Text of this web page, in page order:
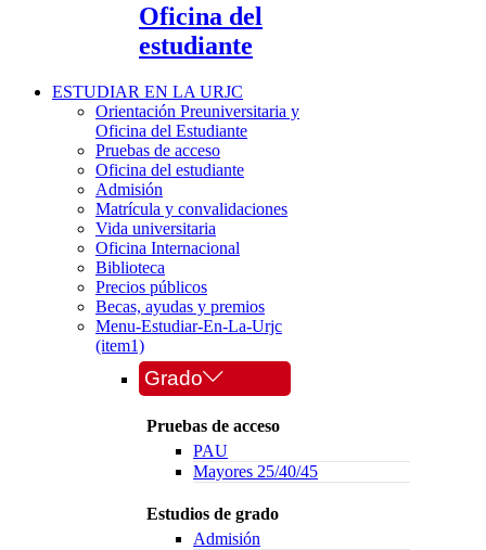
Oficina del
estudiante
ESTUDIAR EN LA URJC
Orientación Preuniversitaria y
Oficina del Estudiante
Pruebas de acceso
Oficina del estudiante
Admisión
Matrícula y convalidaciones
Vida universitaria
Oficina Internacional
Biblioteca
Precios públicos
Becas, ayudas y premios
Menu-Estudiar-En-La-Urjc
(item1)
Grado
Pruebas de acceso
PAU
Mayores 25/40/45
Estudios de grado
Admisión